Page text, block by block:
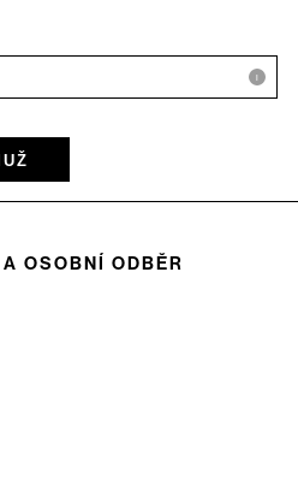
i
OSOBNÍ ODBĚR